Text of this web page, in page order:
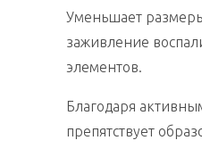
Уменьшает
заживление
элементов.
Благодаря
препятствует